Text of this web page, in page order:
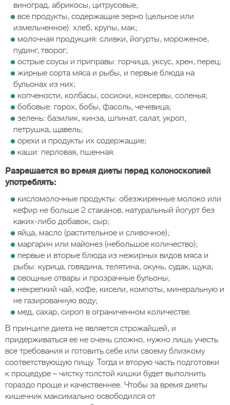
виноград, абрикосы, цитрусовые;
все продукты, содержащие зерно (цельное или
измельченное): хлеб, крупы, мак;
молочная продукция: сливки, йогурты, мороженое,
пудинг, творог;
острые соусы и приправы: горчица, уксус, хрен, перец;
жирные сорта мяса и рыбы, и первые блюда на
бульонах из них;
копчености, колбасы, сосиски, консервы, соленья;
бобовые: горох, бобы, фасоль, чечевица;
зелень: базилик, кинза, шпинат, салат, укроп,
петрушка, щавель;
орехи и продукты их содержащие;
каши: перловая, пшенная.
Разрешается во время диеты перед колоноскопией
употреблять:
кисломолочные продукты: обезжиренные молоко или
кефир не больше 2 стаканов, натуральный йогурт без
каких-либо добавок, сыр;
яйца, масло (растительное и сливочное);
маргарин или майонез (небольшое количество);
первые и вторые блюда из нежирных видов мяса и
рыбы: курица, говядина, телятина, окунь, судак, щука;
овощные отвары и прозрачные бульоны;
некрепкий чай, кофе, кисели, компоты, минеральную и
не газированную воду;
мед, сахар, сироп в ограниченном количестве.
В принципе диета не является строжайшей, и
придерживаться ее не очень сложно, нужно лишь учесть
все требования и готовить себе или своему близкому
соответствующую пищу. Тогда и вторую часть подготовки
к процедуре – чистку толстой кишки будет выполнить
гораздо проще и качественнее. Чтобы за время диеты
кишечник максимально освободился от